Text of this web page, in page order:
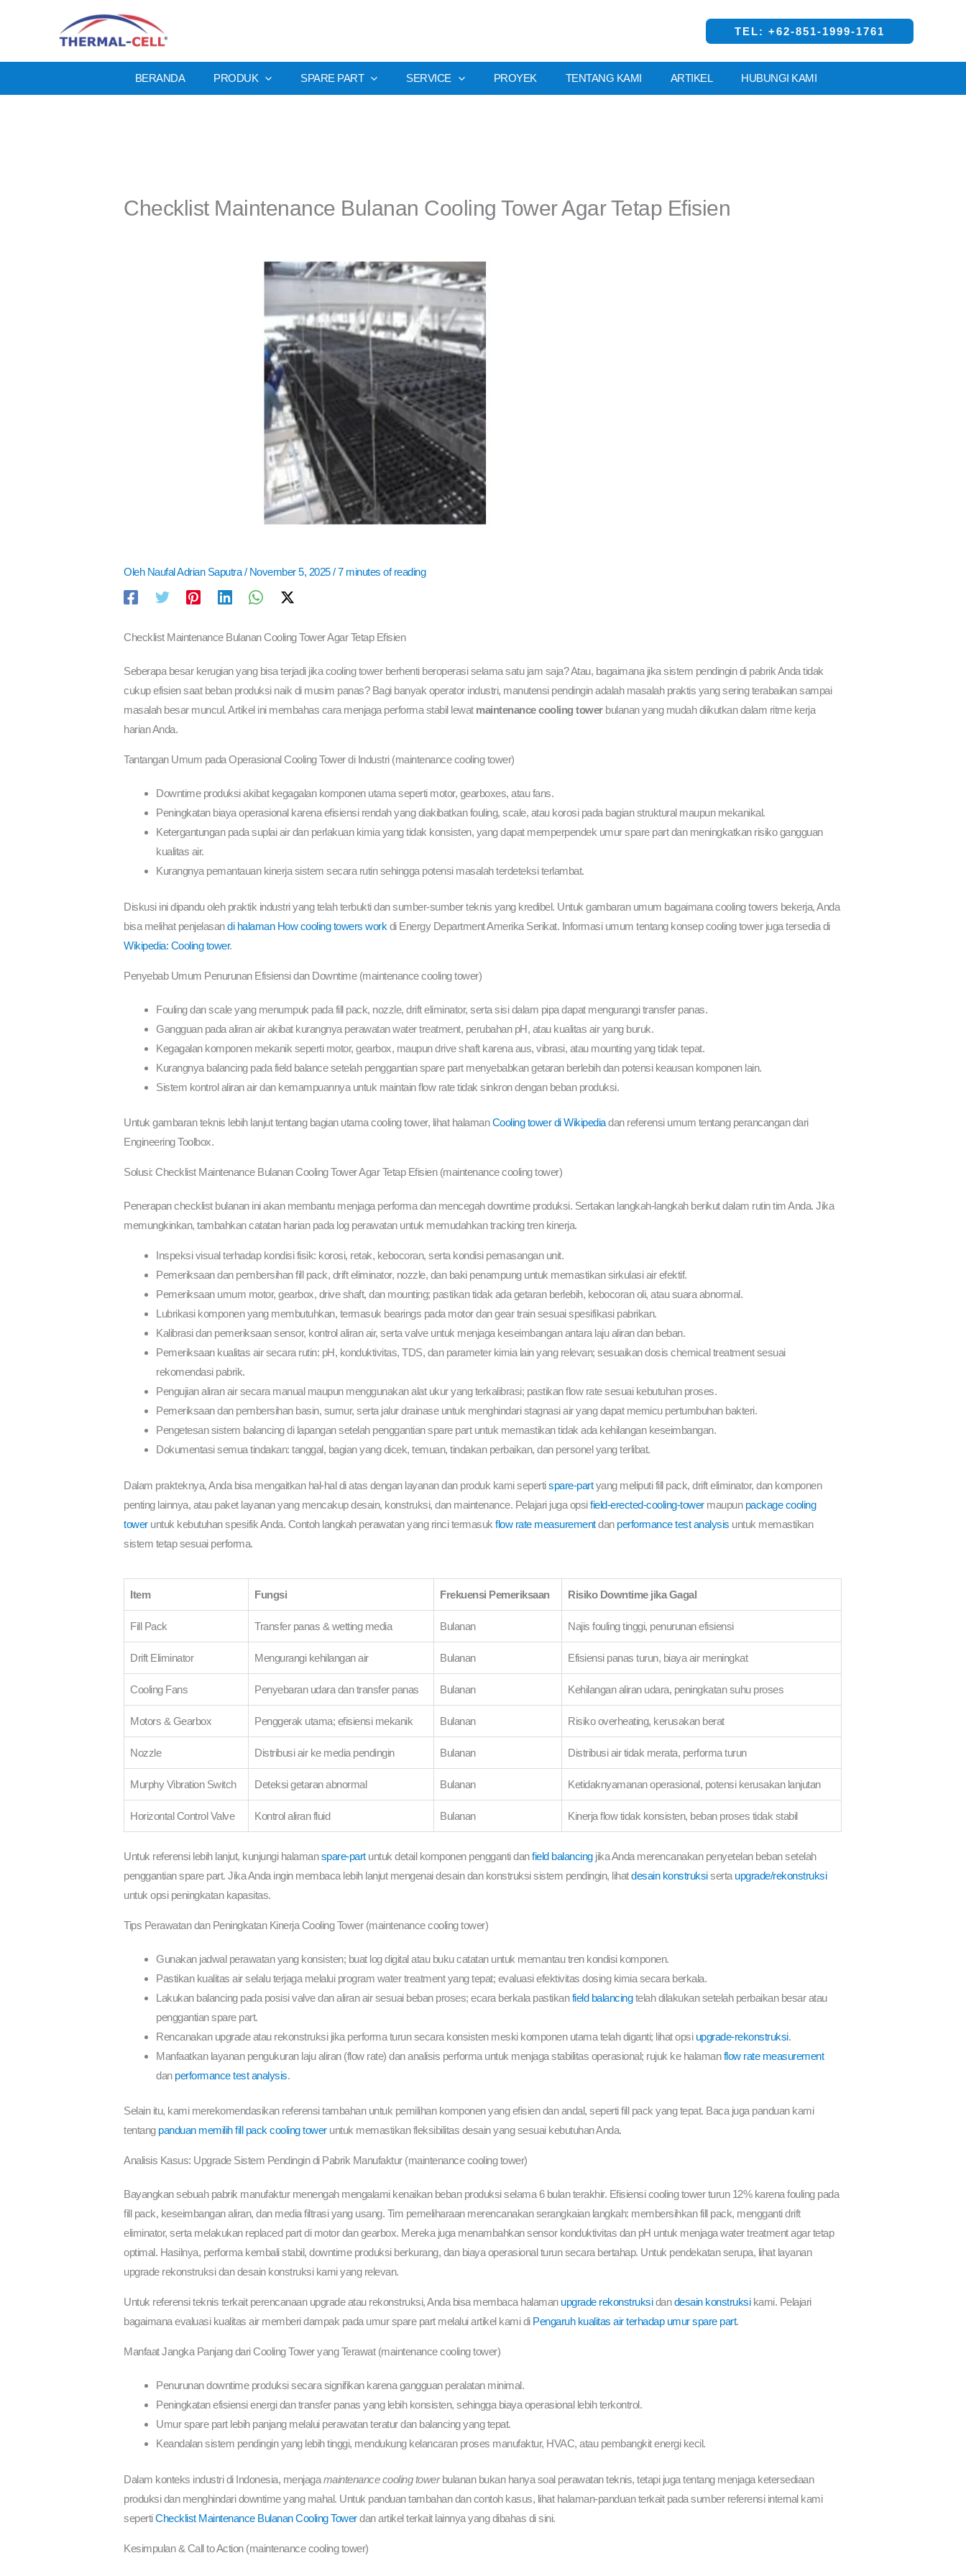
TEL: +62-851-1999-1761
BERANDA PRODUK SPARE PART SERVICE PROYEK TENTANG KAMI ARTIKEL HUBUNGI KAMI
Checklist Maintenance Bulanan Cooling Tower Agar Tetap Efisien
Oleh Naufal Adrian Saputra/ November 5, 2025/7 minutes of reading
Checklist Maintenance Bulanan Cooling Tower Agar Tetap Efisien
Seberapa besar kerugian yang bisa terjadi jika cooling tower berhenti beroperasi selama satu jam saja? Atau, bagaimana jika sistem pendingin di pabrik Anda tidak
cukup efisien saat beban produksi naik di musim panas? Bagi banyak operator industri, manutensi pendingin adalah masalah praktis yang sering terabaikan sampai
masalah besar muncul. Artikel ini membahas cara menjaga performa stabil lewat maintenance cooling towerbulanan yang mudah diikutkan dalam ritme kerja
harian Anda.
Tantangan Umum pada Operasional Cooling Tower di Industri (maintenance cooling tower)
Downtime produksi akibat kegagalan komponen utama seperti motor, gearboxes, atau fans.
Peningkatan biaya operasional karena efisiensi rendah yang diakibatkan fouling, scale, atau korosi pada bagian struktural maupun mekanikal.
Ketergantungan pada suplai air dan perlakuan kimia yang tidak konsisten, yang dapat memperpendek umur spare part dan meningkatkan risiko gangguan
kualitas air.
Kurangnya pemantauan kinerja sistem secara rutin sehingga potensi masalah terdeteksi terlambat.
Diskusi ini dipandu oleh praktik industri yang telah terbukti dan sumber-sumber teknis yang kredibel. Untuk gambaran umum bagaimana cooling towers bekerja, Anda
bisa melihat penjelasandi halaman How cooling towers work di Energy Department Amerika Serikat. Informasi umum tentang konsep cooling tower juga tersedia di
Wikipedia: Cooling tower.
Penyebab Umum Penurunan Efisiensi dan Downtime (maintenance cooling tower)
Fouling dan scale yang menumpuk pada fill pack, nozzle, drift eliminator, serta sisi dalam pipa dapat mengurangi transfer panas.
Gangguan pada aliran air akibat kurangnya perawatan water treatment, perubahan pH, atau kualitas air yang buruk.
Kegagalan komponen mekanik seperti motor, gearbox, maupun drive shaft karena aus, vibrasi, atau mounting yang tidak tepat.
Kurangnya balancing pada field balance setelah penggantian spare part menyebabkan getaran berlebih dan potensi keausan komponen lain.
Sistem kontrol aliran air dan kemampuannya untuk maintain flow rate tidak sinkron dengan beban produksi.
Untuk gambaran teknis lebih lanjut tentang bagian utama cooling tower, lihat halamanCooling tower di Wikipediadan referensi umum tentang perancangan dari
Engineering Toolbox.
Solusi: Checklist Maintenance Bulanan Cooling Tower Agar Tetap Efisien (maintenance cooling tower)
Penerapan checklist bulanan ini akan membantu menjaga performa dan mencegah downtime produksi. Sertakan langkah-langkah berikut dalam rutin tim Anda. Jika
memungkinkan, tambahkan catatan harian pada log perawatan untuk memudahkan tracking tren kinerja.
Inspeksi visual terhadap kondisi fisik: korosi, retak, kebocoran, serta kondisi pemasangan unit.
Pemeriksaan dan pembersihan fill pack, drift eliminator, nozzle, dan baki penampung untuk memastikan sirkulasi air efektif.
Pemeriksaan umum motor, gearbox, drive shaft, dan mounting; pastikan tidak ada getaran berlebih, kebocoran oli, atau suara abnormal.
Lubrikasi komponen yang membutuhkan, termasuk bearings pada motor dan gear train sesuai spesifikasi pabrikan.
Kalibrasi dan pemeriksaan sensor, kontrol aliran air, serta valve untuk menjaga keseimbangan antara laju aliran dan beban.
Pemeriksaan kualitas air secara rutin: pH, konduktivitas, TDS, dan parameter kimia lain yang relevan; sesuaikan dosis chemical treatment sesuai
rekomendasi pabrik.
Pengujian aliran air secara manual maupun menggunakan alat ukur yang terkalibrasi; pastikan flow rate sesuai kebutuhan proses.
Pemeriksaan dan pembersihan basin, sumur, serta jalur drainase untuk menghindari stagnasi air yang dapat memicu pertumbuhan bakteri.
Pengetesan sistem balancing di lapangan setelah penggantian spare part untuk memastikan tidak ada kehilangan keseimbangan.
Dokumentasi semua tindakan: tanggal, bagian yang dicek, temuan, tindakan perbaikan, dan personel yang terlibat.
Dalam prakteknya, Anda bisa mengaitkan hal-hal di atas dengan layanan dan produk kami sepertispare-partyang meliputi fill pack, drift eliminator, dan komponen
penting lainnya, atau paket layanan yang mencakup desain, konstruksi, dan maintenance. Pelajari juga opsifield-erected-cooling-towermaupun package cooling
toweruntuk kebutuhan spesifik Anda. Contoh langkah perawatan yang rinci termasukflow rate measurementdan performance test analysis untuk memastikan
sistem tetap sesuai performa.
Item Fungsi Frekuensi Pemeriksaan Risiko Downtime jika Gagal
Fill Pack Transfer panas & wetting media Bulanan Najis fouling tinggi, penurunan efisiensi
Drift Eliminator Mengurangi kehilangan air Bulanan Efisiensi panas turun, biaya air meningkat
Cooling Fans Penyebaran udara dan transfer panas Bulanan Kehilangan aliran udara, peningkatan suhu proses
Motors & Gearbox Penggerak utama; efisiensi mekanik Bulanan Risiko overheating, kerusakan berat
Nozzle Distribusi air ke media pendingin Bulanan Distribusi air tidak merata, performa turun
Murphy Vibration Switch Deteksi getaran abnormal Bulanan Ketidaknyamanan operasional, potensi kerusakan lanjutan
Horizontal Control Valve Kontrol aliran fluid Bulanan Kinerja flow tidak konsisten, beban proses tidak stabil
Untuk referensi lebih lanjut, kunjungi halamanspare-partuntuk detail komponen pengganti danfield balancingjika Anda merencanakan penyetelan beban setelah
penggantian spare part. Jika Anda ingin membaca lebih lanjut mengenai desain dan konstruksi sistem pendingin, lihatdesain konstruksiserta upgrade/rekonstruksi
untuk opsi peningkatan kapasitas.
Tips Perawatan dan Peningkatan Kinerja Cooling Tower (maintenance cooling tower)
Gunakan jadwal perawatan yang konsisten; buat log digital atau buku catatan untuk memantau tren kondisi komponen.
Pastikan kualitas air selalu terjaga melalui program water treatment yang tepat; evaluasi efektivitas dosing kimia secara berkala.
Lakukan balancing pada posisi valve dan aliran air sesuai beban proses; ecara berkala pastikanfield balancingtelah dilakukan setelah perbaikan besar atau
penggantian spare part.
Rencanakan upgrade atau rekonstruksi jika performa turun secara konsisten meski komponen utama telah diganti; lihat opsi upgrade-rekonstruksi.
Manfaatkan layanan pengukuran laju aliran (flow rate) dan analisis performa untuk menjaga stabilitas operasional; rujuk ke halamanflow rate measurement
dan performance test analysis.
Selain itu, kami merekomendasikan referensi tambahan untuk pemilihan komponen yang efisien dan andal, seperti fill pack yang tepat. Baca juga panduan kami
tentang panduan memilih fill pack cooling toweruntuk memastikan fleksibilitas desain yang sesuai kebutuhan Anda.
Analisis Kasus: Upgrade Sistem Pendingin di Pabrik Manufaktur (maintenance cooling tower)
Bayangkan sebuah pabrik manufaktur menengah mengalami kenaikan beban produksi selama 6 bulan terakhir. Efisiensi cooling tower turun 12% karena fouling pada
fill pack, keseimbangan aliran, dan media filtrasi yang usang. Tim pemeliharaan merencanakan serangkaian langkah: membersihkan fill pack, mengganti drift
eliminator, serta melakukan replaced part di motor dan gearbox. Mereka juga menambahkan sensor konduktivitas dan pH untuk menjaga water treatment agar tetap
optimal. Hasilnya, performa kembali stabil, downtime produksi berkurang, dan biaya operasional turun secara bertahap. Untuk pendekatan serupa, lihat layanan
upgrade rekonstruksi dan desain konstruksi kami yang relevan.
Untuk referensi teknis terkait perencanaan upgrade atau rekonstruksi, Anda bisa membaca halaman upgrade rekonstruksidandesain konstruksikami. Pelajari
bagaimana evaluasi kualitas air memberi dampak pada umur spare part melalui artikel kami di Pengaruh kualitas air terhadap umur spare part.
Manfaat Jangka Panjang dari Cooling Tower yang Terawat (maintenance cooling tower)
Penurunan downtime produksi secara signifikan karena gangguan peralatan minimal.
Peningkatan efisiensi energi dan transfer panas yang lebih konsisten, sehingga biaya operasional lebih terkontrol.
Umur spare part lebih panjang melalui perawatan teratur dan balancing yang tepat.
Keandalan sistem pendingin yang lebih tinggi, mendukung kelancaran proses manufaktur, HVAC, atau pembangkit energi kecil.
Dalam konteks industri di Indonesia, menjagamaintenance cooling towerbulanan bukan hanya soal perawatan teknis, tetapi juga tentang menjaga ketersediaan
produksi dan menghindari downtime yang mahal. Untuk panduan tambahan dan contoh kasus, lihat halaman-panduan terkait pada sumber referensi internal kami
sepertiChecklist Maintenance Bulanan Cooling Towerdan artikel terkait lainnya yang dibahas di sini.
Kesimpulan & Call to Action (maintenance cooling tower)